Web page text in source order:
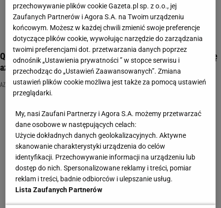
Quiz kulinarny dla prawdziwego smakosza. Pytamy o kuchnię
azjatycką
AZJA JAPONIA JEDZENIE
przechowywanie plików cookie Gazeta.pl sp. z o.o., jej
Zaufanych Partnerów i Agora S.A. na Twoim urządzeniu
końcowym. Możesz w każdej chwili zmienić swoje preferencje
dotyczące plików cookie, wywołując narzędzie do zarządzania
twoimi preferencjami dot. przetwarzania danych poprzez
odnośnik „Ustawienia prywatności ” w stopce serwisu i
przechodząc do „Ustawień Zaawansowanych”. Zmiana
ustawień plików cookie możliwa jest także za pomocą ustawień
przeglądarki.
My, nasi Zaufani Partnerzy i Agora S.A. możemy przetwarzać
dane osobowe w następujących celach:
Użycie dokładnych danych geolokalizacyjnych. Aktywne
skanowanie charakterystyki urządzenia do celów
identyfikacji. Przechowywanie informacji na urządzeniu lub
dostęp do nich. Spersonalizowane reklamy i treści, pomiar
reklam i treści, badnie odbiorców i ulepszanie usług.
Lista Zaufanych Partnerów